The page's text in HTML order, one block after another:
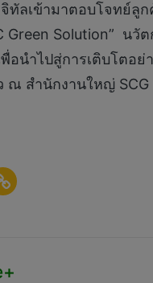
ทัลเข้ามาตอบโจทย์ลูก
Green Solution” นวัต
พื่อนำไปสู่การเติบโตอย่
ณ สำนักงานใหญ่ SCG